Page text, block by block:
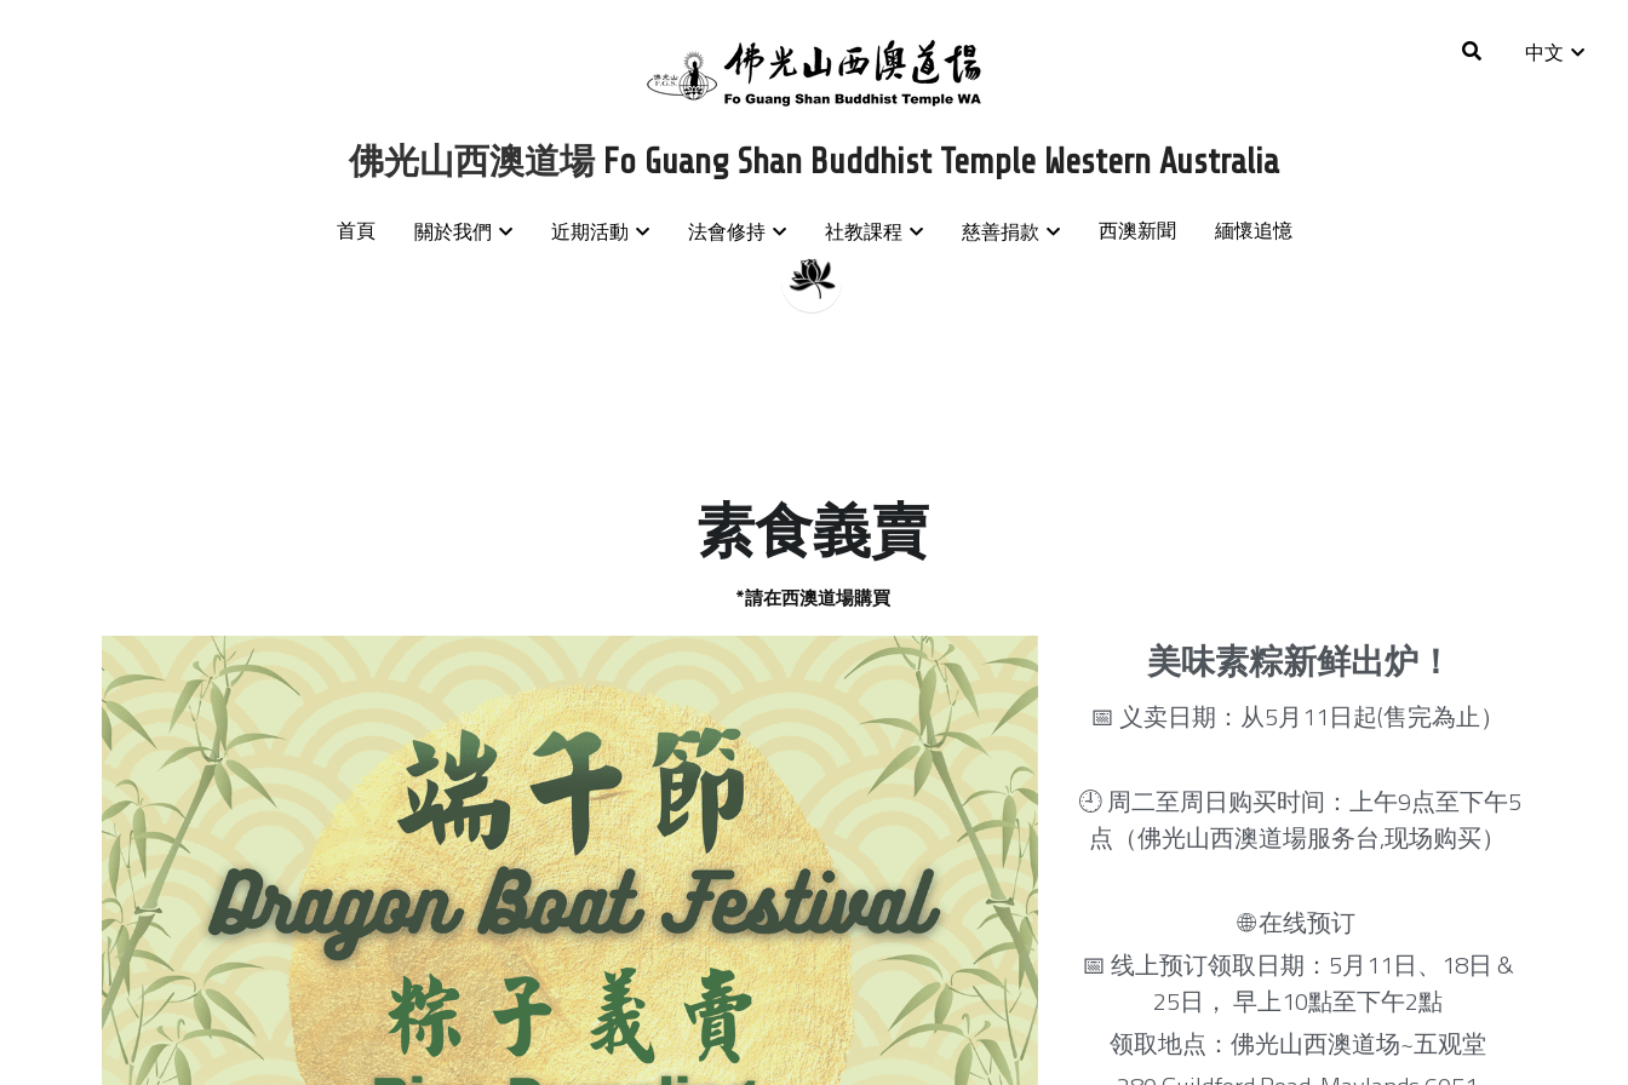
佛光山西澳道場 Fo Guang Shan Buddhist Temple Western Australia
首頁 關於我們 近期活動 法會修持 社教課程 慈善捐款 西澳新聞 緬懷追憶
中文
佛光山西澳道場 Fo Guang Shan Buddhist Temple Western Australia
首頁 關於我們 近期活動 法會修持 社教課程 慈善捐款 西澳新聞 緬懷追憶
中文
*請在西澳道場購買
🕘 周二至周日购买时间：上午9点至下午5
点（佛光山西澳道場服务台,现场购买）
🌐 在线预订
25日， 早上10點至下午2點
领取地点：佛光山西澳道场~五观堂
280 Guildford Road, Maylands 6051